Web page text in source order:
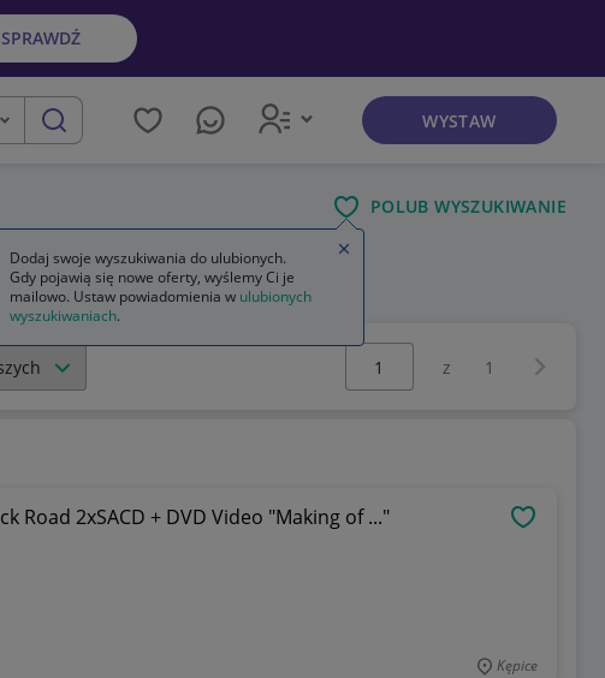
SPRAWDŹ
szukaj WYSTAW
POLUB WYSZUKIWANIE
Wybierz stronę:
z 1
Elton John – Goodbye Yellow Brick Road 2xSACD + DVD Video "Making of ..."
Kępice
Dodaj swoje wyszukiwania do ulubionych.
Gdy pojawią się nowe oferty, wyślemy Ci je
mailowo. Ustaw powiadomienia w ulubionych
wyszukiwaniach.
Zamknij wskazówkę